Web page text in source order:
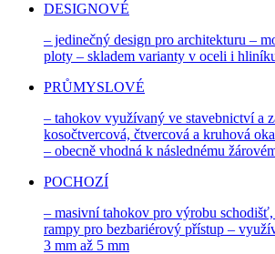
DESIGNOVÉ
– jedinečný design pro architekturu –
ploty – skladem varianty v oceli i
PRŮMYSLOVÉ
– tahokov využívaný ve stavebnictví a
kosočtvercová, čtvercová a kruhová
– obecně vhodná k následnému
POCHOZÍ
– masivní tahokov pro výrobu
rampy pro bezbariérový přístup –
3 mm až 5 mm